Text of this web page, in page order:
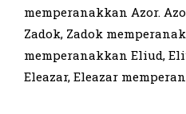
memperanakkan Azor.
Zadok, Zadok
memperanakkan Eliud,
Eleazar, Eleazar